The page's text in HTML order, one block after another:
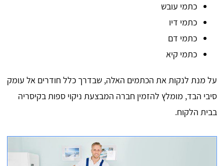
כתמי עובש
כתמי דיו
כתמי דם
כתמי קיא
על מנת לנקות את הכתמים האלה, שבדרך כלל חודרים אל עומק
סיבי הבד, מומלץ להזמין חברה המבצעת ניקוי ספות בקיסריה
בבית הלקוח.